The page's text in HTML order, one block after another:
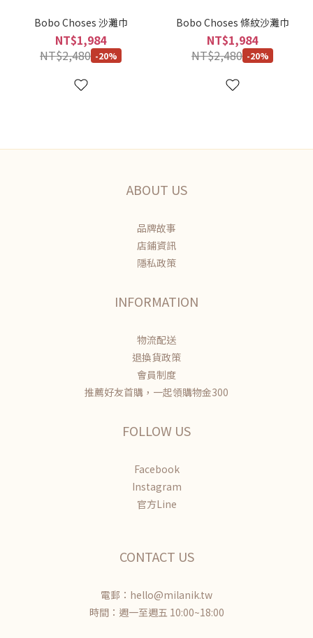
Bobo Choses 沙灘巾
NT$1,984
NT$2,480 -20%
Bobo Choses 條紋沙灘巾
NT$1,984
NT$2,480 -20%
ABOUT US
品牌故事
店鋪資訊
隱私政策
INFORMATION
物流配送
退換貨政策
會員制度
推薦好友首購，一起領購物金300
FOLLOW US
Facebook
Instagram
官方Line
CONTACT US
電郵：hello@milanik.tw
時間：週一至週五 10:00~18:00